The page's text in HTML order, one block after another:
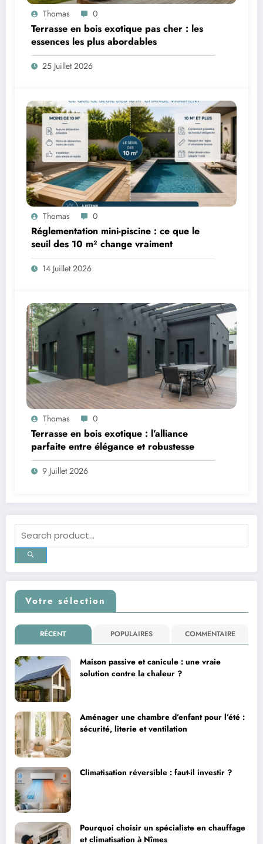
Thomas 0
Terrasse en bois exotique pas cher : les
essences les plus abordables
25 Juillet 2026
Thomas 0
Réglementation mini-piscine : ce que le
seuil des 10 m² change vraiment
14 Juillet 2026
Thomas 0
Terrasse en bois exotique : l’alliance
parfaite entre élégance et robustesse
9 Juillet 2026
Votre sélection
RÉCENT POPULAIRES COMMENTAIRE
Maison passive et canicule : une vraie
solution contre la chaleur ?
Aménager une chambre d’enfant pour l’été :
sécurité, literie et ventilation
Climatisation réversible : faut-il investir ?
Pourquoi choisir un spécialiste en chauffage
et climatisation à Nîmes